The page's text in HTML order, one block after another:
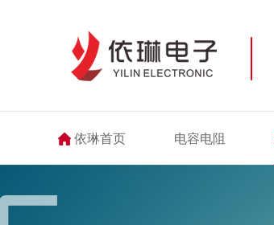
依琳首页 电容电阻